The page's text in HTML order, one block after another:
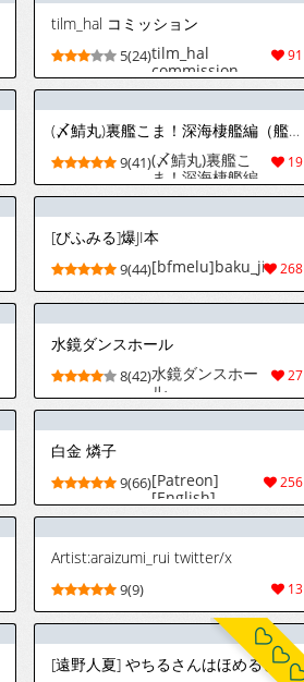
tilm_hal コミッション
91
5(24)tilm_hal
commission
(〆鯖丸)裏艦こま！深海棲艦編（艦隊これくしょん～艦これ～）
19
9(41)(〆鯖丸)裏艦こ
ま！深海棲艦編
（艦隊これくし
ょん～艦これ
～）
[びふみる]爆JI本
268
9(44)[bfmelu]baku_ji__bon
水鏡ダンスホール
27
8(42)水鏡ダンスホー
ル
白金 燐子
256
9(66)[Patreon]
[English]
[Chinese]
[Japanese] 艺鬼
@AntinomyChina
(BanG Dream
Artist:araizumi_rui twitter/x
13
9(9)
[遠野人夏] やちるさんはほめるとのびる [中国翻訳] [進行中]